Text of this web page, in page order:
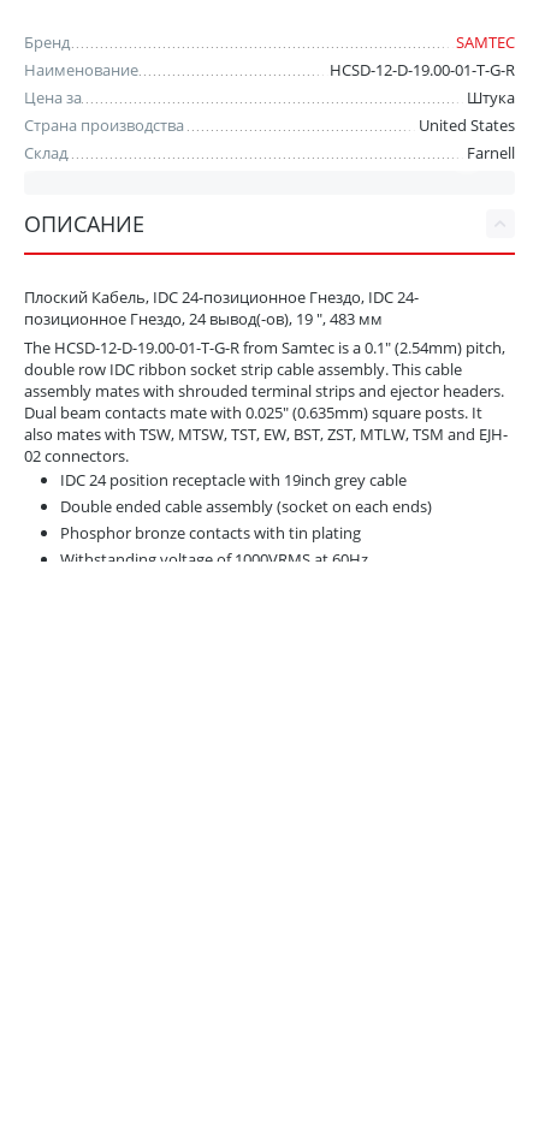
Бренд
SAMTEC
Наименование
HCSD-12-D-19.00-01-T-G-R
Цена за
Штука
Страна производства
United States
Склад
Farnell
ОПИСАНИЕ
Плоский Кабель, IDC 24-позиционное Гнездо, IDC 24-
позиционное Гнездо, 24 вывод(-ов), 19 ", 483 мм
The HCSD-12-D-19.00-01-T-G-R from Samtec is a 0.1" (2.54mm) pitch,
double row IDC ribbon socket strip cable assembly. This cable
assembly mates with shrouded terminal strips and ejector headers.
Dual beam contacts mate with 0.025" (0.635mm) square posts. It
also mates with TSW, MTSW, TST, EW, BST, ZST, MTLW, TSM and EJH-
02 connectors.
IDC 24 position receptacle with 19inch grey cable
Double ended cable assembly (socket on each ends)
Phosphor bronze contacts with tin plating
Withstanding voltage of 1000VRMS at 60Hz